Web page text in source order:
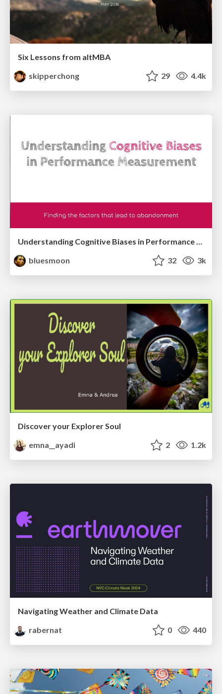
Six Lessons from altMBA
skipperchong
29 4.4k
Understanding Cognitive Biases in Performance Measurement
bluesmoon
32 3k
Discover your Explorer Soul
emna__ayadi
2 1.2k
Navigating Weather and Climate Data
rabernat
0 440